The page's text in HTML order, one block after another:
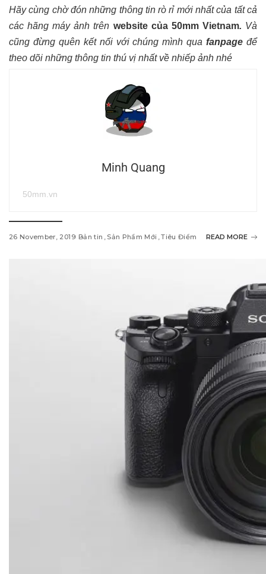
Hãy cùng chờ đón những thông tin rò rỉ mới nhất của tất cả
các hãng máy ảnh trên website của 50mm Vietnam. Và
cũng đừng quên kết nối với chúng mình quafanpage để
theo dõi những thông tin thú vị nhất về nhiếp ảnh nhé
Minh Quang
50mm.vn
26 November, 2019 Bản tin Sản Phẩm Mới Tiêu Điểm READ MORE